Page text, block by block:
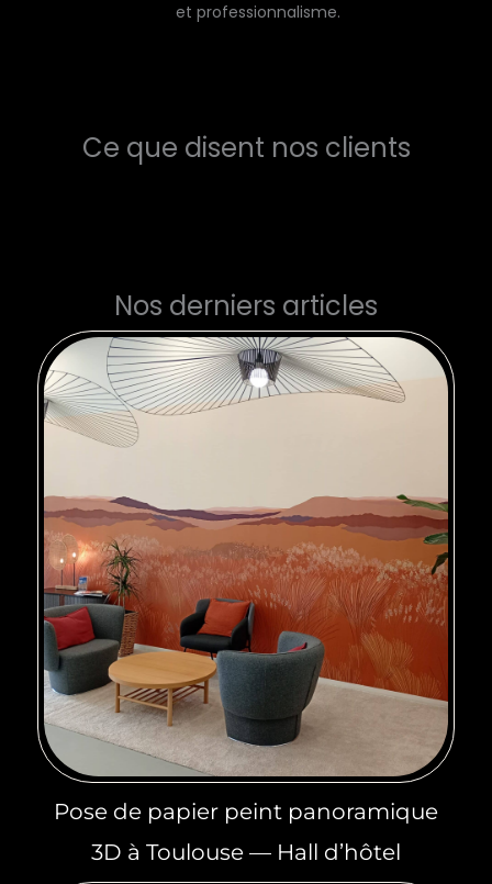
et professionnalisme.
Ce que disent nos clients
Nos derniers articles
Pose de papier peint panoramique
3D à Toulouse — Hall d’hôtel